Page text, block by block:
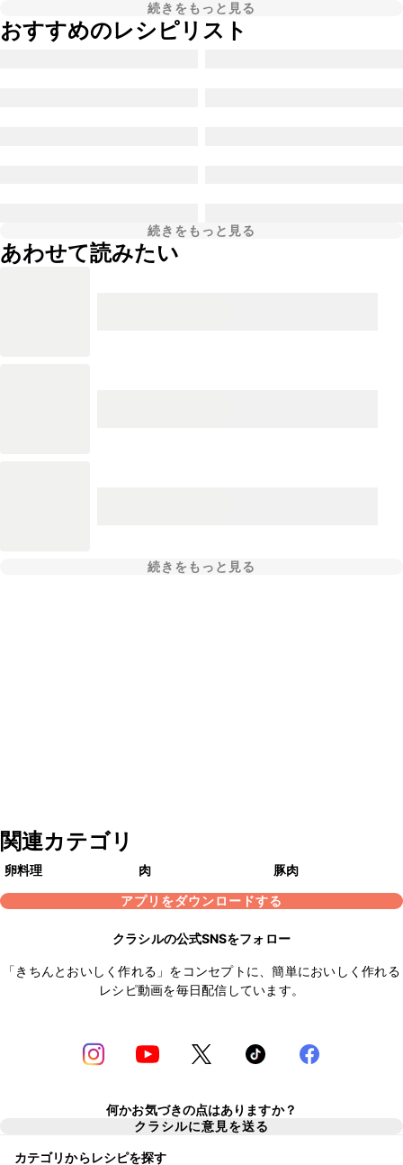
続きをもっと見る
おすすめのレシピリスト
続きをもっと見る
あわせて読みたい
続きをもっと見る
関連カテゴリ
卵料理 肉
豚肉
アプリをダウンロードする
クラシルの公式SNSをフォロー
「きちんとおいしく作れる」をコンセプトに、簡単においしく作れる
レシピ動画を毎日配信しています。
何かお気づきの点はありますか？
クラシルに意見を送る
カテゴリからレシピを探す